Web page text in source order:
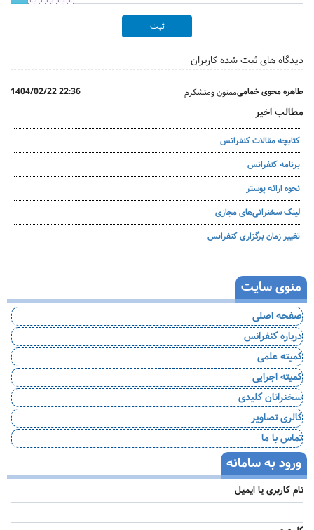
ثبت
دیدگاه های ثبت شده کاربران
طاهره محوی خمامی 1404/02/22 22:36 ممنون ومتشکرم
مطالب اخیر
کتابچه مقالات کنفرانس
برنامه کنفرانس
نحوه ارائه پوستر
لینک سخنرانی‌های مجازی
تغییر زمان برگزاری کنفرانس
منوی سایت
صفحه اصلی
درباره کنفرانس
کمیته علمی
کمیته اجرایی
سخنرانان کلیدی
گالری تصاویر
تماس با ما
ورود به سامانه
نام کاربری یا ایمیل